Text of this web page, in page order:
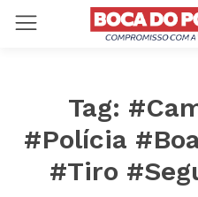
Tag:
#Polícia
#Tiro